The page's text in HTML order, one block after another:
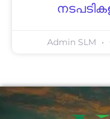
Admin SLM